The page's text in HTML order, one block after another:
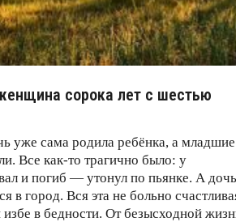
сорока лет с шестью
уже сама родила ребёнка, а младшие
Все как-то трагично было: у
и погиб — утонул по пьянке. А дочь
в город. Вся эта не больно
в бедности. От безысходной